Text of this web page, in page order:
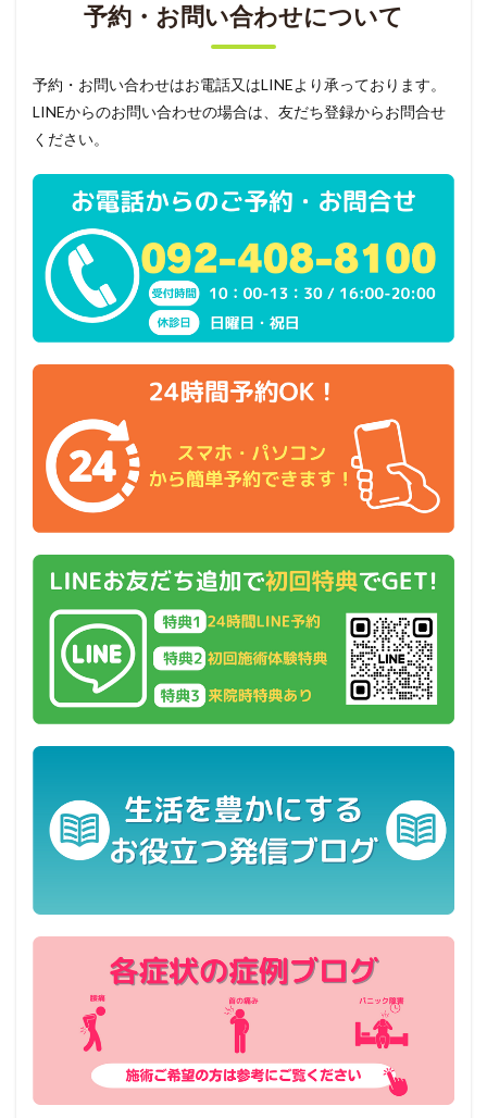
予約・お問い合わせについて
予約・お問い合わせはお電話又はLINEより承っております。
LINEからのお問い合わせの場合は、友だち登録からお問合せ
ください。